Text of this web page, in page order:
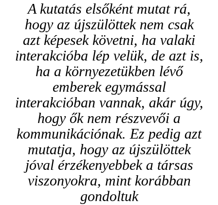
A kutatás elsőként mutat rá,
hogy az újszülöttek nem csak
azt képesek követni, ha valaki
interakcióba lép velük, de azt is,
ha a környezetükben lévő
emberek egymással
interakcióban vannak, akár úgy,
hogy ők nem részvevői a
kommunikációnak. Ez pedig azt
mutatja, hogy az újszülöttek
jóval érzékenyebbek a társas
viszonyokra, mint korábban
gondoltuk